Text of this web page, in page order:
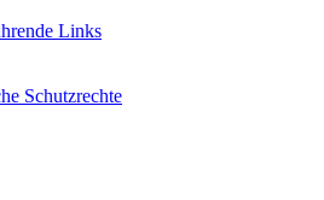
Links
Schutzrechte